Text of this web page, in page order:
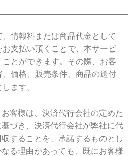
情報料または商品代金として
支払い頂くことで、本サービ
とができます。その際、お客
価格、販売条件、商品の送付
ます。
客様は、決済代行会社の定めた
づき、決済代行会社が弊社に代
することを、承諾するものとし
る理由があっても、既にお客様